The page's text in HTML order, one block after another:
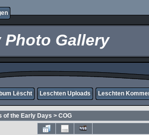
Photo Gallery
Lëscht Leschten Uploads Leschten
of the Early Days > COG